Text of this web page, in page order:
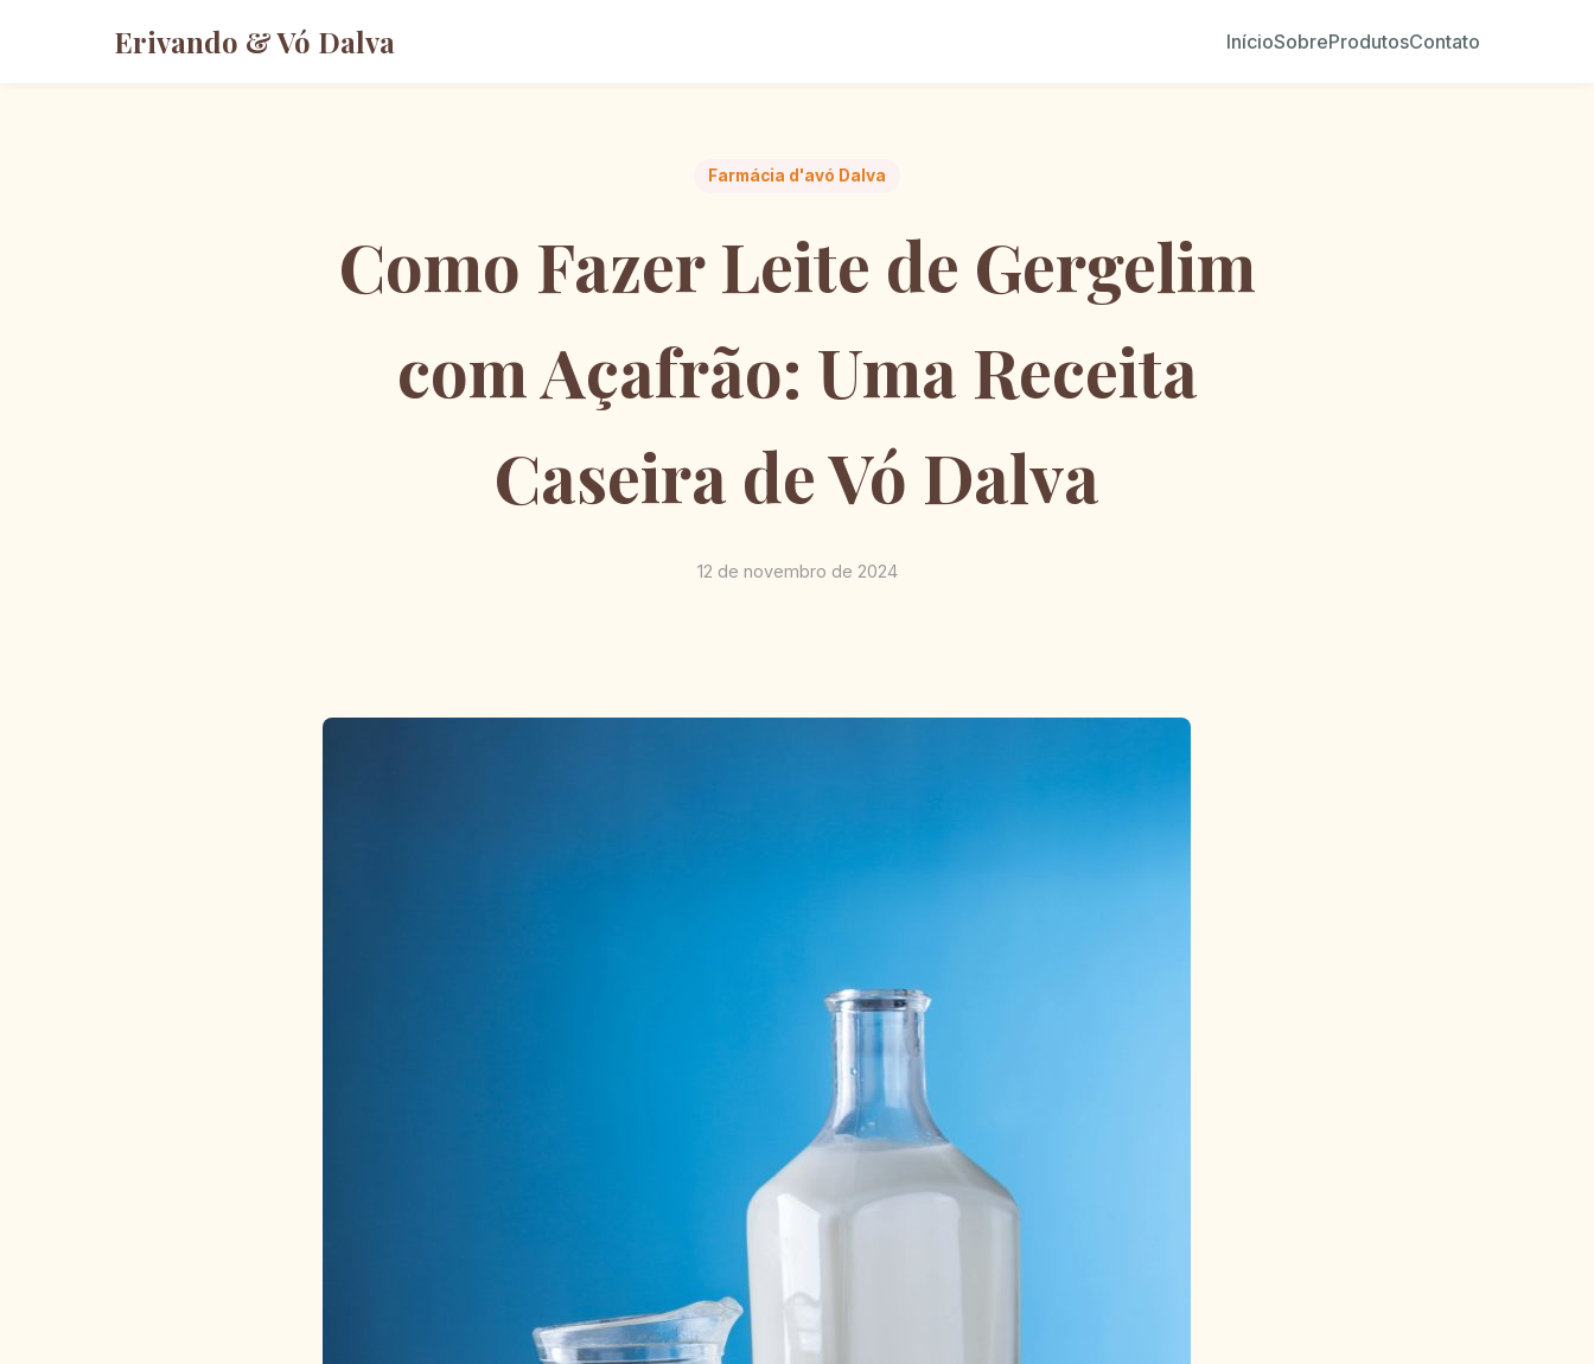
Erivando & Vó Dalva InícioSobreProdutosContato
Farmácia d'avó Dalva
Como Fazer Leite de Gergelim
com Açafrão: Uma Receita
Caseira de Vó Dalva
12 de novembro de 2024